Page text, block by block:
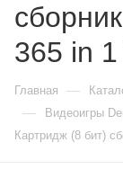
365 in
Главная —
— Видеоигры
Картридж (8 бит)